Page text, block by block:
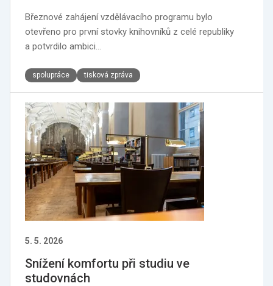
Březnové zahájení vzdělávacího programu bylo
otevřeno pro první stovky knihovníků z celé republiky
a potvrdilo ambici…
spolupráce tisková zpráva
5. 5. 2026
Snížení komfortu při studiu ve
studovnách